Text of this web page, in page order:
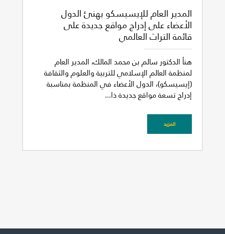
المدير العام للإيسيسكو يهنئ الدول
الأعضاء على إدراج مواقع جديدة على
قائمة التراث العالمي
هنأ الدكتور سالم بن محمد المالك، المدير العام
لمنظمة العالم الإسلامي للتربية والعلوم والثقافة
(إيسيسكو)، الدول الأعضاء في المنظمة بمناسبة
إدراج تسعة مواقع جديدة ذا...
المزيد